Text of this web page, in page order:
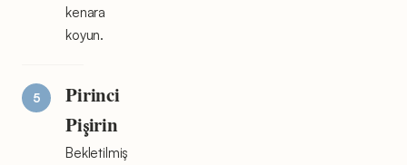
kenara
koyun.
Pirinci
Pişirin
Bekletilmiş